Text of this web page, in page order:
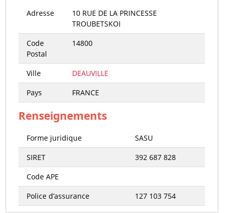
Adresse
10 RUE DE LA PRINCESSE
TROUBETSKOI
Code
Postal
14800
Ville
DEAUVILLE
Pays
FRANCE
Renseignements
Forme juridique
SASU
SIRET
392 687 828
Code APE
Police d’assurance
127 103 754